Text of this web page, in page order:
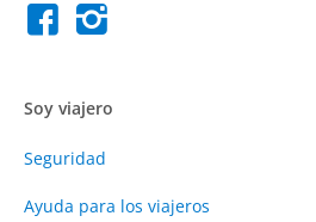
Soy viajero
Seguridad
Ayuda para los viajeros